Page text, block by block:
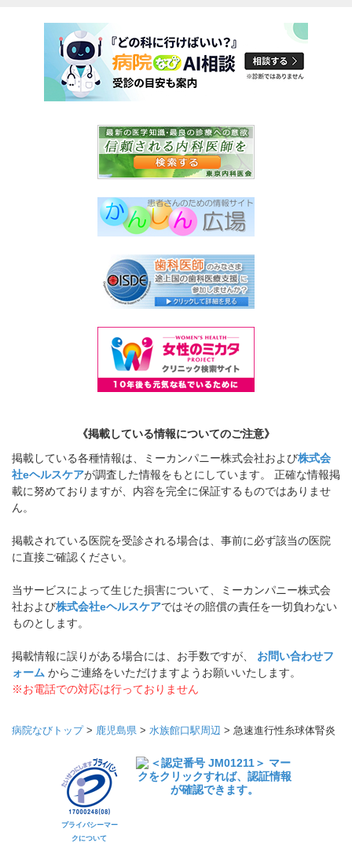
《掲載している情報についてのご注意》
掲載している各種情報は、ミーカンパニー株式会社および株式会
社eヘルスケアが調査した情報をもとにしています。 正確な情報掲
載に努めておりますが、内容を完全に保証するものではありませ
ん。
掲載されている医院を受診される場合は、事前に必ず該当の医院
に直接ご確認ください。
当サービスによって生じた損害について、ミーカンパニー株式会
社および株式会社eヘルスケアではその賠償の責任を一切負わない
ものとします。
掲載情報に誤りがある場合には、お手数ですが、 お問い合わせフ
ォーム からご連絡をいただけますようお願いいたします。
※お電話での対応は行っておりません
病院なびトップ> 鹿児島県 > 水族館口駅周辺 > 急速進行性糸球体腎炎
プライバシーマー
クについて